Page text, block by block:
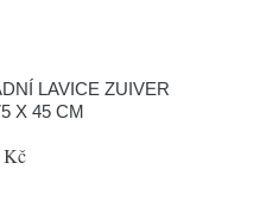
LAVICE ZUIVER
X 45 CM
Kč